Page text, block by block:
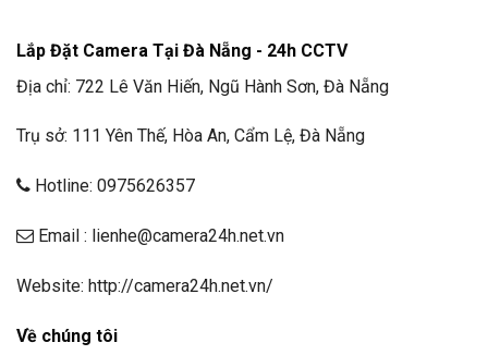
Lắp Đặt Camera Tại Đà Nẵng - 24h CCTV
Địa chỉ: 722 Lê Văn Hiến, Ngũ Hành Sơn, Đà Nẵng
Trụ sở: 111 Yên Thế, Hòa An, Cẩm Lệ, Đà Nẵng
Hotline: 0975626357
Email : lienhe@camera24h.net.vn
Website: http://camera24h.net.vn/
Về chúng tôi